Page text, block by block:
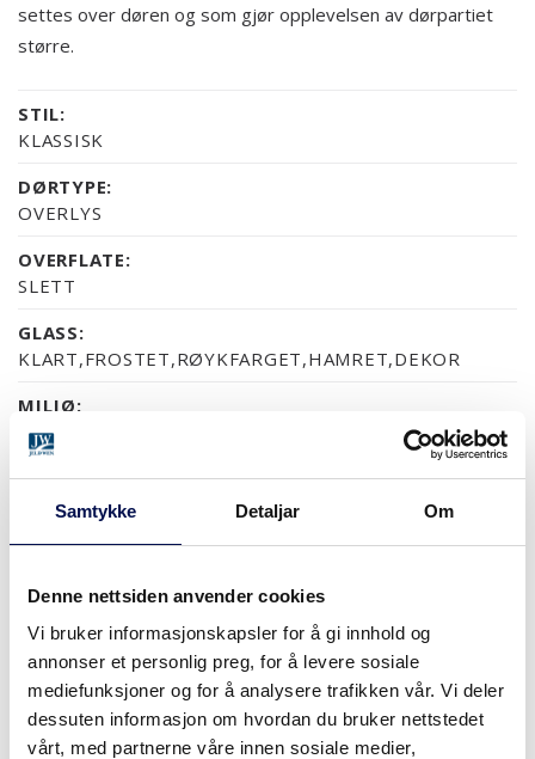
Samtykke Detaljar Om
Denne nettsiden anvender cookies
Vi bruker informasjonskapsler for å gi innhold og
annonser et personlig preg, for å levere sosiale
mediefunksjoner og for å analysere trafikken vår. Vi deler
dessuten informasjon om hvordan du bruker nettstedet
vårt, med partnerne våre innen sosiale medier,
settes over døren og som gjør opplevelsen av dørpartiet
større.
STIL:
KLASSISK
DØRTYPE:
OVERLYS
OVERFLATE:
SLETT
GLASS:
KLART,FROSTET,RØYKFARGET,HAMRET,DEKOR
MILJØ:
FURU FSC MIKS 70%,ALLE ANDRE OVERFLATER
70%PEFC
GARANTI:
OVERFLATER (15)
ASK SORTASK GRAFITTASK MALTEIK EIK RUSTIKK